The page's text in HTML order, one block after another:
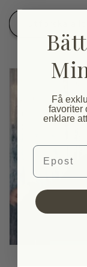
Få
favoriter
enklare
Email